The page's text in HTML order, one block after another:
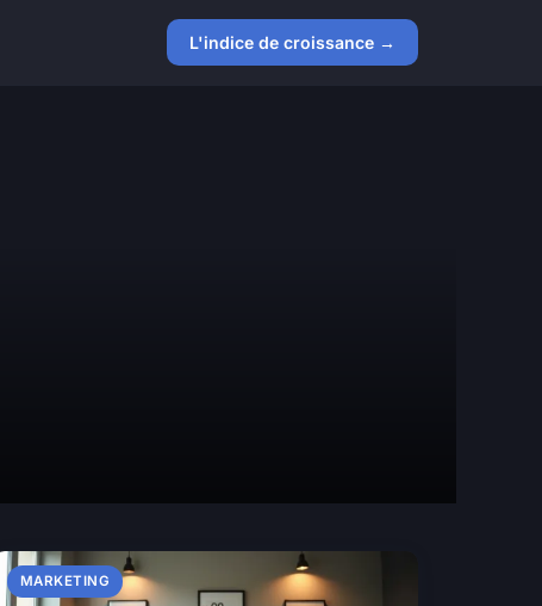
L'indice de croissance →
MARKETING